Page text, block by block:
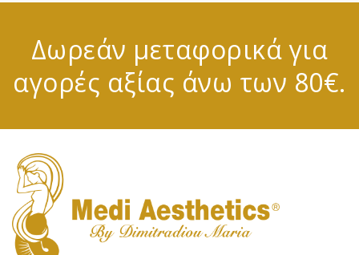
Δωρεάν μεταφορικά για
αγορές αξίας άνω των 80€.